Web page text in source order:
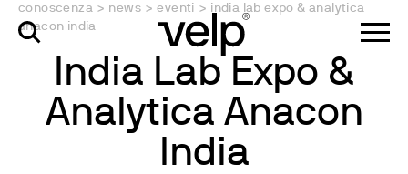
conoscenza > news > eventi > india lab expo & analytica
anacon india
India Lab Expo &
Analytica Anacon
India